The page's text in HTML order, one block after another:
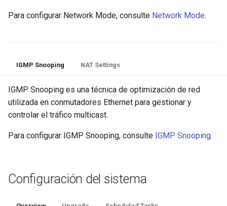
Para configurar Network Mode, consulte Network Mode.
IGMP Snooping NAT Settings
IGMP Snooping es una técnica de optimización de red
utilizada en conmutadores Ethernet para gestionar y
controlar el tráfico multicast.
Para configurar IGMP Snooping, consulte IGMP Snooping.
Configuración del sistema